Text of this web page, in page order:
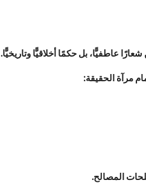
عاطفيًّا، بل حكمًا أخلاقيًّا وتاريخيًّا.
مرآة الحقيقة:
المصالح.